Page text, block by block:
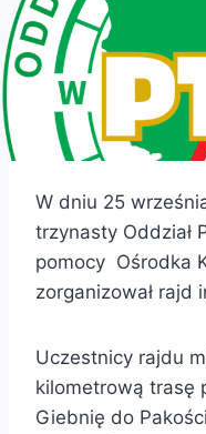
W dniu 25
trzynasty Oddział
pomocy Ośrodka
zorganizował rajd
Uczestnicy rajdu
kilometrową trasę
Giebnię do